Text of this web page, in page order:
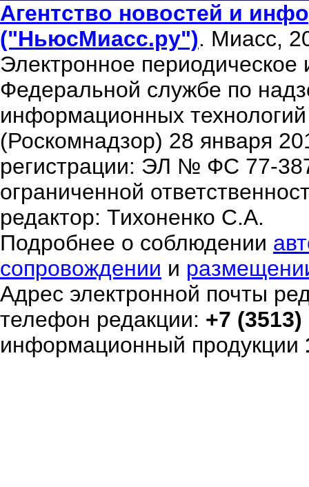
Агентство новостей и
("НьюсМиасс.ру"). Миасс,
Электронное периодическое
Федеральной службе по
информационных
(Роскомнадзор) 28 января
регистрации: ЭЛ № ФС 77-
ограниченной
редактор: Тихоненко С.А.
Подробнее о соблюдении
сопровождении и
Адрес электронной почты
телефон редакции: +7
информационный продукции